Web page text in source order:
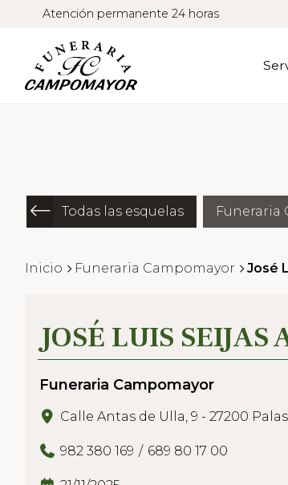
Atención permanente 24 horas
Todas las esquelas Funeraria
Inicio Funeraria Campomayor José
JOSÉ LUIS SEIJAS
Funeraria Campomayor
Calle Antas de Ulla, 9 - 27200
982 380 169 689 80 17 00